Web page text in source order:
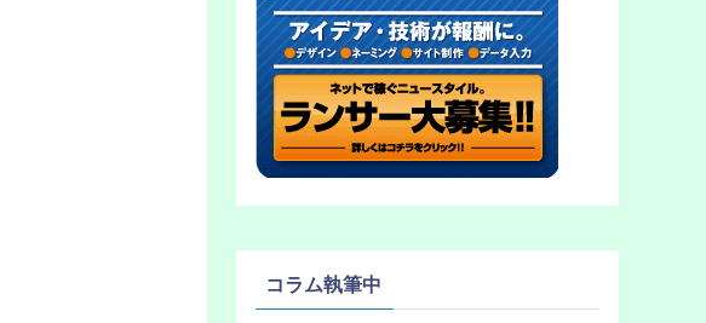
コラム執筆中